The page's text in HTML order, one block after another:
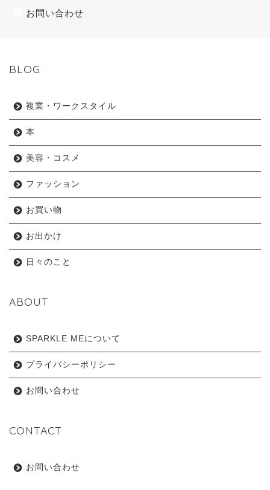
お問い合わせ
BLOG
複業・ワークスタイル
本
美容・コスメ
ファッション
お買い物
お出かけ
日々のこと
ABOUT
SPARKLE MEについて
プライバシーポリシー
お問い合わせ
CONTACT
お問い合わせ